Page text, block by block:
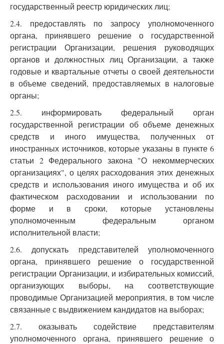
государственный реестр юридических лиц;
2.4. предоставлять по запросу уполномоченного
органа, принявшего решение о государственной
регистрации Организации, решения руководящих
органов и должностных лиц Организации, а также
годовые и квартальные отчеты о своей деятельности
в объеме сведений, предоставляемых в налоговые
органы;
2.5. информировать федеральный орган
государственной регистрации об объеме денежных
средств и иного имущества, полученных от
иностранных источников, которые указаны в пункте 6
статьи 2 Федерального закона "О некоммерческих
организациях", о целях расходования этих денежных
средств и использования иного имущества и об их
фактическом расходовании и использовании по
форме и в сроки, которые установлены
уполномоченным федеральным органом
исполнительной власти;
2.6. допускать представителей уполномоченного
органа, принявшего решение о государственной
регистрации Организации, и избирательных комиссий,
организующих выборы, на соответствующие
проводимые Организацией мероприятия, в том числе
связанные с выдвижением кандидатов на выборах;
2.7. оказывать содействие представителям
уполномоченного органа, принявшего решение о